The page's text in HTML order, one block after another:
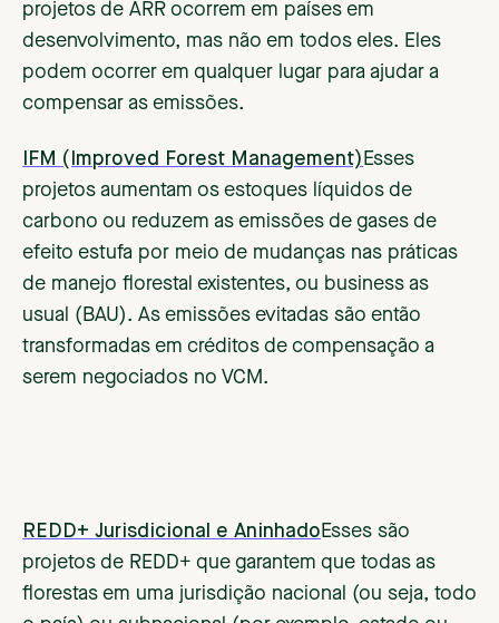
projetos de ARR ocorrem em países em
desenvolvimento, mas não em todos eles. Eles
podem ocorrer em qualquer lugar para ajudar a
compensar as emissões.
IFM (Improved Forest Management) Esses
projetos aumentam os estoques líquidos de
carbono ou reduzem as emissões de gases de
efeito estufa por meio de mudanças nas práticas
de manejo florestal existentes, ou business as
usual (BAU). As emissões evitadas são então
transformadas em créditos de compensação a
serem negociados no VCM.
REDD+ Jurisdicional e Aninhado Esses são
projetos de REDD+ que garantem que todas as
florestas em uma jurisdição nacional (ou seja, todo